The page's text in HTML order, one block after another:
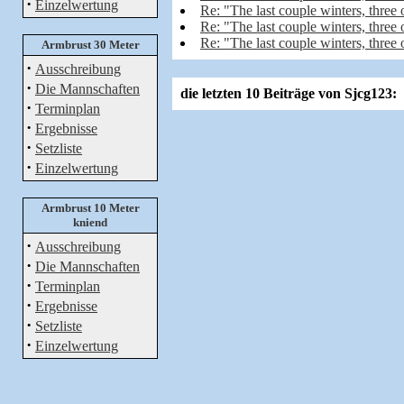
· Einzelwertung
Armbrust 30 Meter
· Ausschreibung
· Die Mannschaften
· Terminplan
· Ergebnisse
· Setzliste
· Einzelwertung
Armbrust 10 Meter
kniend
· Ausschreibung
· Die Mannschaften
· Terminplan
· Ergebnisse
· Setzliste
· Einzelwertung
Re: "The last couple winters, three
Re: "The last couple winters, three
Re: "The last couple winters, three
die letzten 10 Beiträge von Sjcg123: